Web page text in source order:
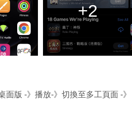
+2
版 -》播放-》切換至多工頁面 -》